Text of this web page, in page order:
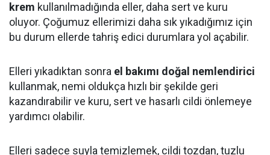
krem kullanılmadığında eller, daha sert ve kuru
oluyor. Çoğumuz ellerimizi daha sık yıkadığımız için
bu durum ellerde tahriş edici durumlara yol açabilir.
Elleri yıkadıktan sonra el bakımı doğal nemlendirici
kullanmak, nemi oldukça hızlı bir şekilde geri
kazandırabilir ve kuru, sert ve hasarlı cildi önlemeye
yardımcı olabilir.
Elleri sadece suyla temizlemek, cildi tozdan, tuzlu